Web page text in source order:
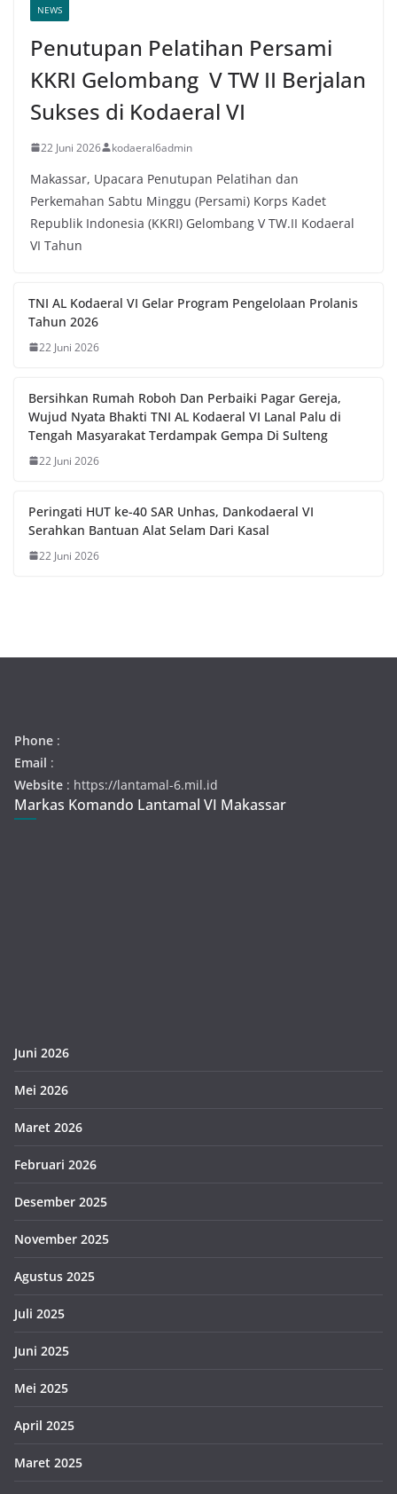
NEWS
Penutupan Pelatihan Persami
KKRI Gelombang V TW II Berjalan
Sukses di Kodaeral VI
22 Juni 2026 kodaeral6admin
Makassar, Upacara Penutupan Pelatihan dan
Perkemahan Sabtu Minggu (Persami) Korps Kadet
Republik Indonesia (KKRI) Gelombang V TW.II Kodaeral
VI Tahun
TNI AL Kodaeral VI Gelar Program Pengelolaan Prolanis
Tahun 2026
22 Juni 2026
Bersihkan Rumah Roboh Dan Perbaiki Pagar Gereja,
Wujud Nyata Bhakti TNI AL Kodaeral VI Lanal Palu di
Tengah Masyarakat Terdampak Gempa Di Sulteng
22 Juni 2026
Peringati HUT ke-40 SAR Unhas, Dankodaeral VI
Serahkan Bantuan Alat Selam Dari Kasal
22 Juni 2026
Phone :
Email :
Website : https://lantamal-6.mil.id
Markas Komando Lantamal VI Makassar
Juni 2026
Mei 2026
Maret 2026
Februari 2026
Desember 2025
November 2025
Agustus 2025
Juli 2025
Juni 2025
Mei 2025
April 2025
Maret 2025